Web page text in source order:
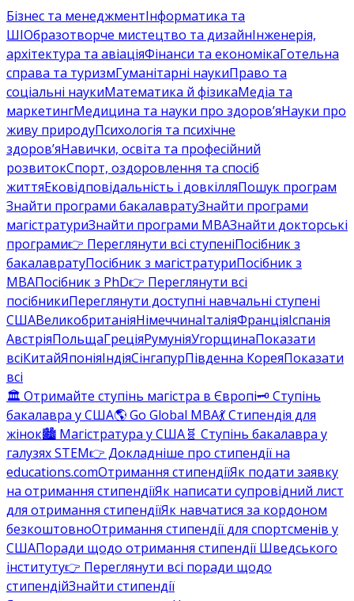
Бізнес та менеджментІнформатика та
ШІОбразотворче мистецтво та дизайнІнженерія,
архітектура та авіаціяФінанси та економікаГотельна
справа та туризмГуманітарні наукиПраво та
соціальні наукиМатематика й фізикаМедіа та
маркетингМедицина та науки про здоров’яНауки про
живу природуПсихологія та психічне
здоров’яНавички, освіта та професійний
розвитокСпорт, оздоровлення та спосіб
життяЕковідповідальність і довкілляПошук програм
Знайти програми бакалавратуЗнайти програми
магістратуриЗнайти програми MBAЗнайти докторські
програми👉 Переглянути всі ступеніПосібник з
бакалавратуПосібник з магістратуриПосібник з
MBAПосібник з PhD👉 Переглянути всі
посібникиПереглянути доступні навчальні ступені
СШАВеликобританіяНімеччинаІталіяФранціяІспанія
АвстріяПольщаГреціяРумуніяУгорщинаПоказати
всіКитайЯпоніяІндіяСінгапурПівденна КореяПоказати
всі
🏛️ Отримайте ступінь магістра в Європі🗝️ Ступінь
бакалавра у США🌎 Go Global MBA💃 Стипендія для
жінок🏙️ Магістратура у США🧬 Ступінь бакалавра у
галузях STEM👉 Докладніше про стипендії на
educations.comОтримання стипендіїЯк подати заявку
на отримання стипендіїЯк написати супровідний лист
для отримання стипендіїЯк навчатися за кордоном
безкоштовноОтримання стипендії для спортсменів у
СШАПоради щодо отримання стипендії Шведського
інституту👉 Переглянути всі поради щодо
стипендійЗнайти стипендії